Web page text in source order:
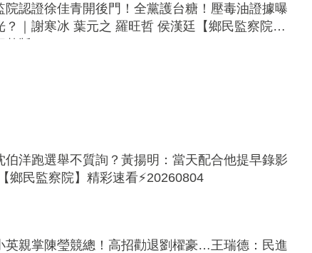
院認證徐佳青開後門！全黨護台糖！壓毒油證據曝
？｜謝寒冰 葉元之 羅旺哲 侯漢廷【鄉民監察院】
整版20260805
伯洋跑選舉不質詢？黃揚明：當天配合他提早錄影
【鄉民監察院】精彩速看⚡20260804
英親掌陳瑩競總！高招勸退劉櫂豪…王瑞德：民進